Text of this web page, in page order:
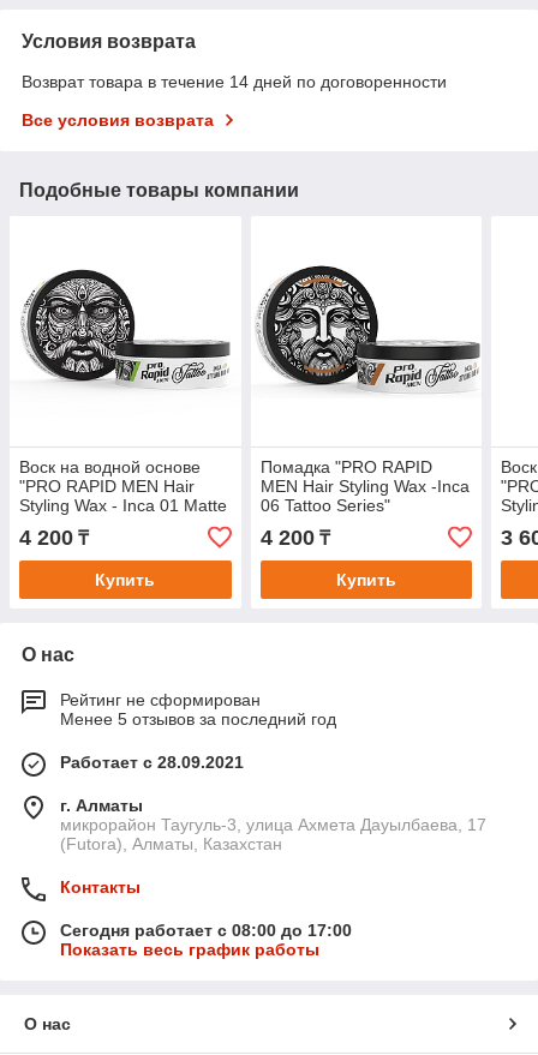
Условия возврата
Возврат товара в течение 14 дней по договоренности
Все условия возврата
Подобные товары компании
Воск на водной основе
"PRO RAPID MEN Hair
Styling Wax - Inca 01 Matte
Tattoo Series", средней
фиксации с
4 200 ₸
Купить
Помадка "PRO RAPID
MEN Hair Styling Wax -Inca
06 Tattoo Series"
4 200₸
Купить
3
О нас
Рейтинг не сформирован
Менее 5 отзывов за последний год
Работает с 28.09.2021
г. Алматы
микрорайон Таугуль-3, улица Ахмета Дауылбаева, 17
(Futora), Алматы, Казахстан
Контакты
Сегодня работает с 08:00 до 17:00
Показать весь график работы
О нас